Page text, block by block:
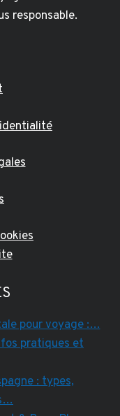
responsable.
pour voyage :…
pratiques et
: types,